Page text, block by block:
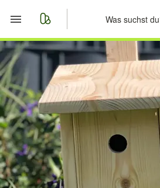
Start
Merkliste
Nachrichten
Anzeige aufgeben